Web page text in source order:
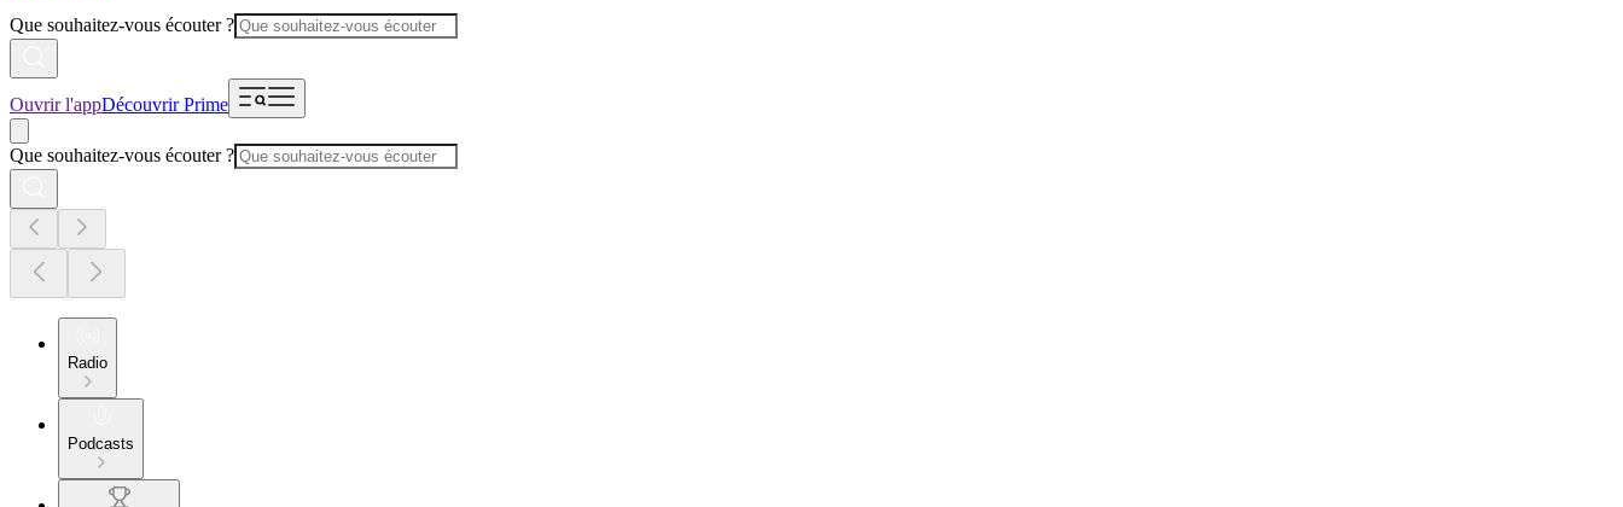
Que souhaitez-vous écouter ?
Ouvrir l'appDécouvrir Prime
Que souhaitez-vous écouter ?
Radio
Podcasts